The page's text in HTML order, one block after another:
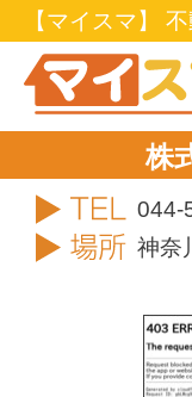
【マイスマ】
株
TEL
044-
住所
神奈